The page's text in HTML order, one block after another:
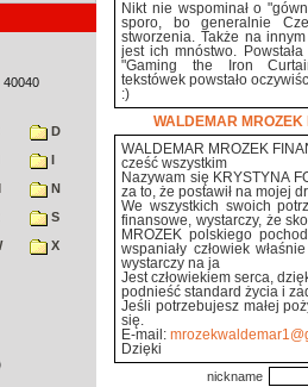
40040
D
I
N
S
X
Nikt nie wspominał o
sporo, bo generalnie
stworzenia. Także na
jest ich mnóstwo.
"Gaming the Iron
tekstówek powstało
:)
WALDEMAR MROZEK
WALDEMAR MROZEK
cześć wszystkim
Nazywam się KRYSTYNA
za to, że postawił na mojej
We wszystkich swoich
finansowe, wystarczy, że
MROZEK polskiego
wspaniały człowiek
wystarczy na ja
Jest człowiekiem serca,
podnieść standard życia i
Jeśli potrzebujesz małej
się.
E-mail:
Dzięki
nickname